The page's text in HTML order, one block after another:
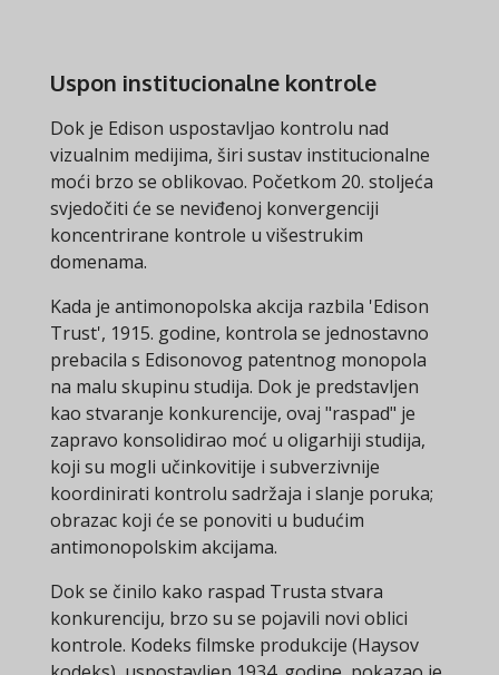
Uspon institucionalne kontrole
Dok je Edison uspostavljao kontrolu nad
vizualnim medijima, širi sustav institucionalne
moći brzo se oblikovao. Početkom 20. stoljeća
svjedočiti će se neviđenoj konvergenciji
koncentrirane kontrole u višestrukim
domenama.
Kada je antimonopolska akcija razbila 'Edison
Trust', 1915. godine, kontrola se jednostavno
prebacila s Edisonovog patentnog monopola
na malu skupinu studija. Dok je predstavljen
kao stvaranje konkurencije, ovaj "raspad" je
zapravo konsolidirao moć u oligarhiji studija,
koji su mogli učinkovitije i subverzivnije
koordinirati kontrolu sadržaja i slanje poruka;
obrazac koji će se ponoviti u budućim
antimonopolskim akcijama.
Dok se činilo kako raspad Trusta stvara
konkurenciju, brzo su se pojavili novi oblici
kontrole. Kodeks filmske produkcije (Haysov